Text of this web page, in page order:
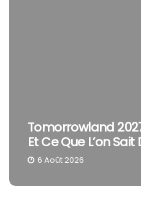
Tomorrowland
Et Ce Que L’on Sait
6 Août 2026